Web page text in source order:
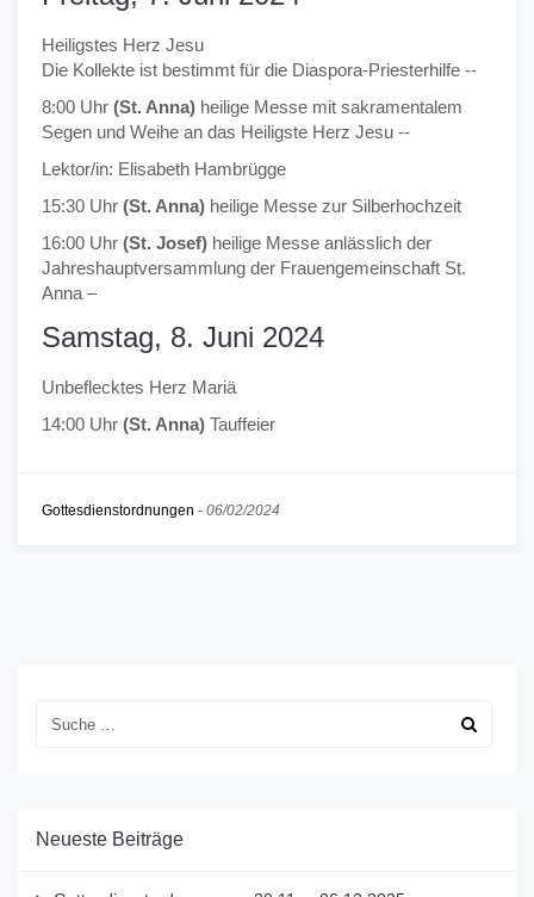
Heiligstes Herz Jesu
Die Kollekte ist bestimmt für die Diaspora-Priesterhilfe --
8:00 Uhr (St. Anna) heilige Messe mit sakramentalem
Segen und Weihe an das Heiligste Herz Jesu --
Lektor/in: Elisabeth Hambrügge
15:30 Uhr (St. Anna) heilige Messe zur Silberhochzeit
16:00 Uhr (St. Josef) heilige Messe anlässlich der
Jahreshauptversammlung der Frauengemeinschaft St.
Anna –
Samstag, 8. Juni 2024
Unbeflecktes Herz Mariä
14:00 Uhr (St. Anna) Tauffeier
Gottesdienstordnungen - 06/02/2024
Neueste Beiträge